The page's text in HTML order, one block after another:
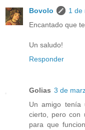
Bovolo
1 de
Encantado que
Un saludo!
Responder
Golias 3 de
Un amigo tenía
cierto, pero con
para que